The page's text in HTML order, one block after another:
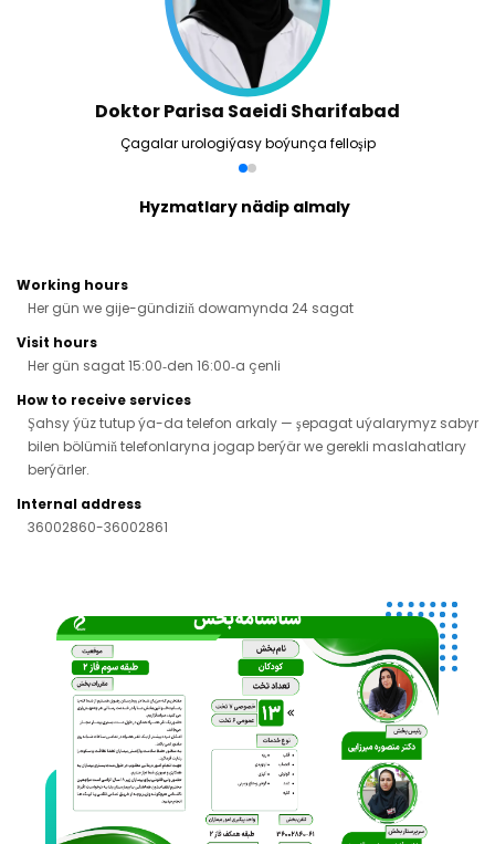
Doktor Parisa Saeidi Sharifabad
Çagalar urologiýasy boýunça felloşip
Hyzmatlary nädip almaly
Working hours
Her gün we gije-gündiziň dowamynda 24 sagat
Visit hours
Her gün sagat 15:00‑den 16:00‑a çenli
How to receive services
Şahsy ýüz tutup ýa-da telefon arkaly — şepagat uýalarymyz sabyr
bilen bölümiň telefonlaryna jogap berýär we gerekli maslahatlary
berýärler.
Internal address
36002860-36002861